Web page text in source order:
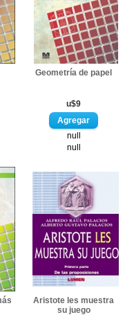
Geometría de papel
u$9
null
null
Aristote les muestra
su juego